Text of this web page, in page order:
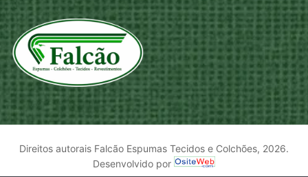
Direitos autorais Falcão Espumas Tecidos e Colchões, 2026.
Desenvolvido por